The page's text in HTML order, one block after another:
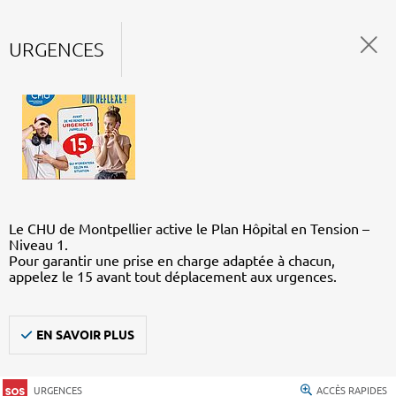
URGENCES
Le CHU de Montpellier active le Plan Hôpital en Tension –
Niveau 1.
Pour garantir une prise en charge adaptée à chacun,
appelez le 15 avant tout déplacement aux urgences.
EN SAVOIR PLUS
URGENCES ACCÈS RAPIDES